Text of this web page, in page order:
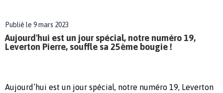
Publié le 9 mars 2023
Aujourd'hui est un jour spécial, notre numéro 19,
Leverton Pierre, souffle sa 25ème bougie !
Aujourd’hui est un jour spécial, notre numéro 19, Leverton